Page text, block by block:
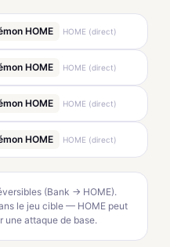
HOME HOME (direct)
HOME HOME (direct)
HOME HOME (direct)
HOME HOME (direct)
(Bank → HOME).
le jeu cible — HOME peut
une attaque de base.